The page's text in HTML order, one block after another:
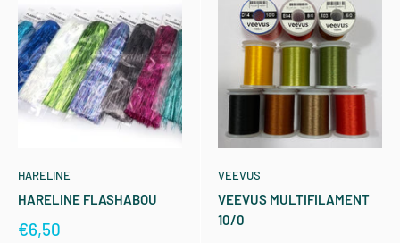
HARELINE
HARELINE FLASHABOU
€6,50
VEEVUS
VEEVUS MULTIFILAMENT
10/0